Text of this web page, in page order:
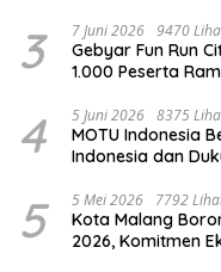
3 7 Juni 2026 9470
Gebyar Fun Run
1.000 Peserta
4 5 Juni 2026 8375
MOTU Indonesia
Indonesia dan
5 5 Mei 2026 7792
Kota Malang
2026, Komitmen